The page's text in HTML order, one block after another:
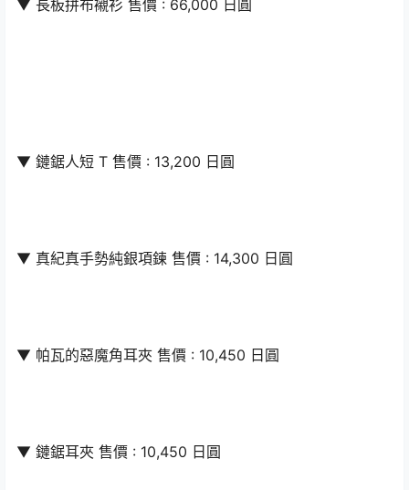
▼ 長板拼布襯衫 售價 : 66,000 日圓
▼ 鏈鋸人短 T 售價 : 13,200 日圓
▼ 真紀真手勢純銀項鍊 售價 : 14,300 日圓
▼ 帕瓦的惡魔角耳夾 售價 : 10,450 日圓
▼ 鏈鋸耳夾 售價 : 10,450 日圓